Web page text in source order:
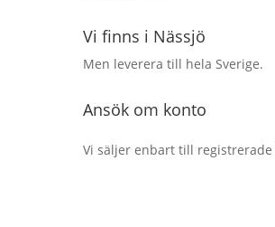
Vi finns i Nässjö
Men leverera till hela Sverige.
Ansök om konto
Vi säljer enbart till